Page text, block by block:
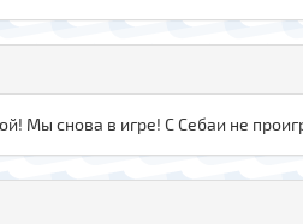
Мы снова в игре! С Себаи не